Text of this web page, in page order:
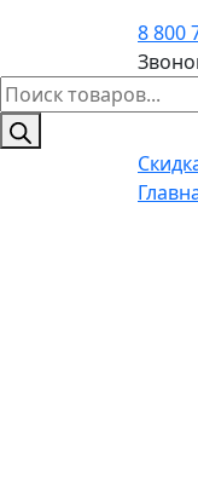
8 800
Поиск
товаров